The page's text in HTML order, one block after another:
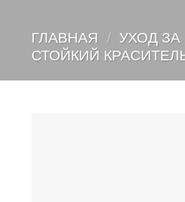
ГЛАВНАЯ / УХОД
СТОЙКИЙ